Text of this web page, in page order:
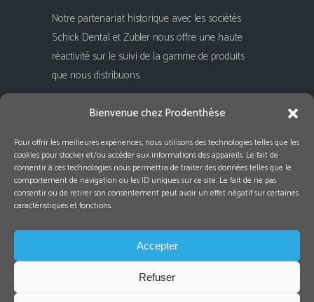
Bienvenue chez Prodenthèse
Pour offrir les meilleures expériences, nous utilisons des technologies telles que les
cookies pour stocker et/ou accéder aux informations des appareils. Le fait de
consentir à ces technologies nous permettra de traiter des données telles que le
comportement de navigation ou les ID uniques sur ce site. Le fait de ne pas
consentir ou de retirer son consentement peut avoir un effet négatif sur certaines
caractéristiques et fonctions.
Accepter
Refuser
Notre partenariat historique avec les sociétés
Schick Dental et Zubler nous offre une haute
réactivité sur le suivi de la gamme de produits
que nous distribuons.
Rejoignez-nous !